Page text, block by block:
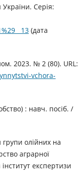
України. Серія:
(дата
2023. № 2 (80). URL:
vchora-
: навч. посіб. /
олійних на
аграрної
експертизи